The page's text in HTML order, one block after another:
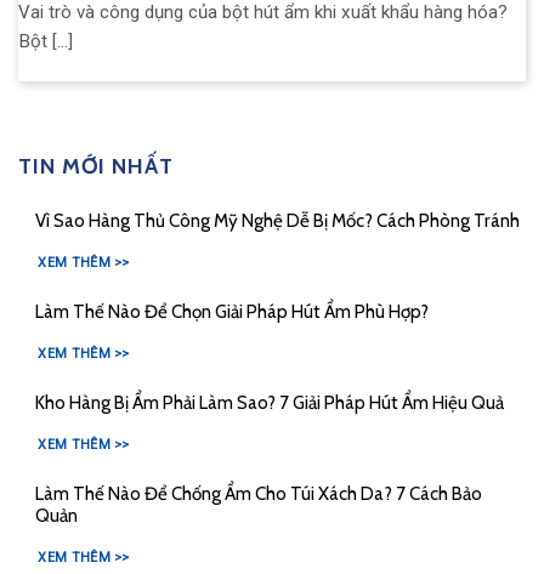
Vai trò và công dụng của bột hút ẩm khi xuất khẩu hàng hóa?
Bột [...]
TIN MỚI NHẤT
Vì Sao Hàng Thủ Công Mỹ Nghệ Dễ Bị Mốc? Cách Phòng Tránh
XEM THÊM >>
Làm Thế Nào Để Chọn Giải Pháp Hút Ẩm Phù Hợp?
XEM THÊM >>
Kho Hàng Bị Ẩm Phải Làm Sao? 7 Giải Pháp Hút Ẩm Hiệu Quả
XEM THÊM >>
Làm Thế Nào Để Chống Ẩm Cho Túi Xách Da? 7 Cách Bảo
Quản
XEM THÊM >>